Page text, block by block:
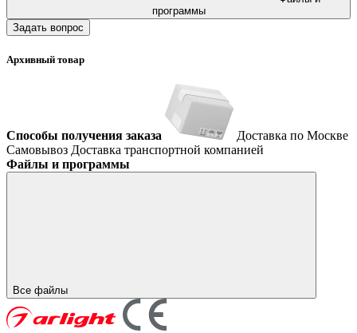
программы
Задать вопрос
Архивный товар
Способы получения заказа
Доставка по Москве
Самовывоз Доставка транспортной компанией
Файлы и программы
Все файлы